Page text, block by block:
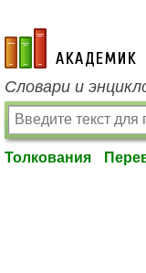
academic.ru
Словари и
Толкования